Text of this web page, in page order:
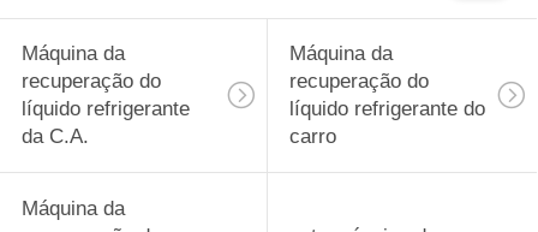
Máquina da
recuperação do
líquido refrigerante
da C.A.
Máquina da
recuperação do
líquido refrigerante do
carro
Máquina da